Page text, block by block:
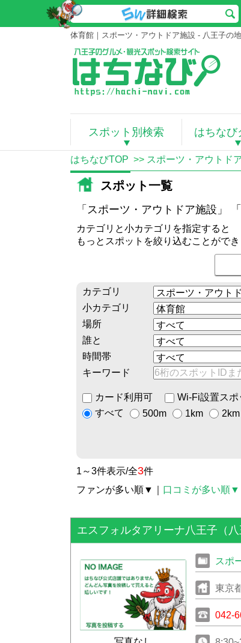
体育館｜スポーツ・アウトドア施設 - 八王子の
スポット別検索 はちなび
はちなびTOP >> スポーツ・アウトド
スポット一覧
「スポーツ・アウトドア施設」
カテゴリと小カテゴリを指定すると
もっとスポットを絞り込むことができ
カテゴリ
小カテゴリ
場所
誰と
時間帯
キーワード
カード利用可
Wi-Fi設置スポ
すべて
500m 1km 2km
1～3件表示/全3件
ファンが多い順▼
口コミが多い順▼
エスフォルタアリーナ八王子（八
スポ
東京
042-